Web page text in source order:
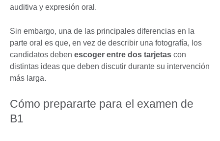
auditiva y expresión oral.
Sin embargo, una de las principales diferencias en la
parte oral es que, en vez de describir una fotografía, los
candidatos deben escoger entre dos tarjetas con
distintas ideas que deben discutir durante su intervención
más larga.
Cómo prepararte para el examen de
B1